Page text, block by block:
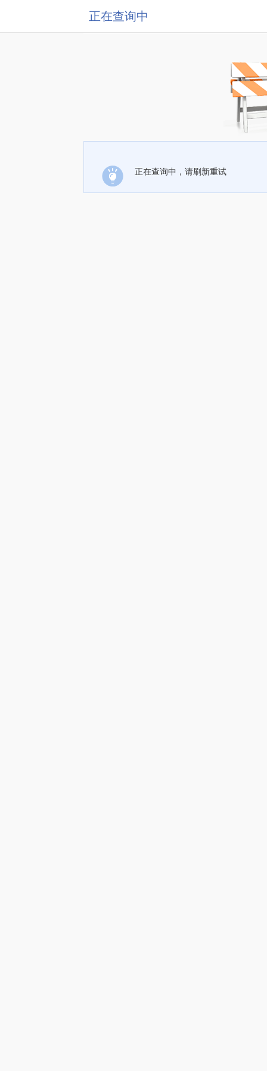
正在查询中
正在查询中，请刷新重试